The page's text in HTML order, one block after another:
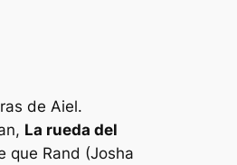
de Aiel.
La rueda del
que Rand (Josha